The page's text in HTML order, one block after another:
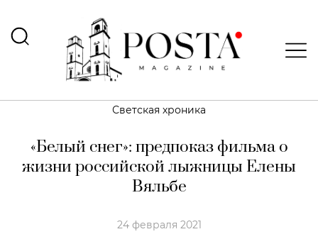
Светская хроника
«Белый снег»: предпоказ фильма о
жизни российской лыжницы Елены
Вяльбе
24 февраля 2021